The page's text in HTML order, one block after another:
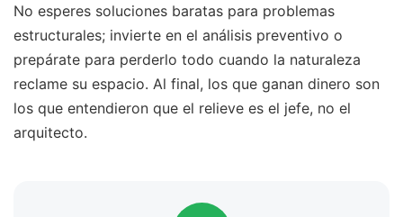
No esperes soluciones baratas para problemas
estructurales; invierte en el análisis preventivo o
prepárate para perderlo todo cuando la naturaleza
reclame su espacio. Al final, los que ganan dinero son
los que entendieron que el relieve es el jefe, no el
arquitecto.